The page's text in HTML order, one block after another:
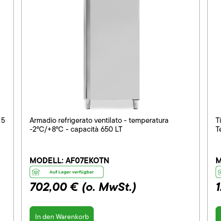
Armadio refrigerato ventilato - temperatura
-2°C/+8°C - capacità 650 LT
MODELL: AF07EKOTN
702,00 € (o. MwSt.)
In den Warenkorb